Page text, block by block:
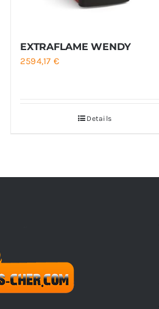
EXTRAFLAME WENDY
2594,17 €
Details